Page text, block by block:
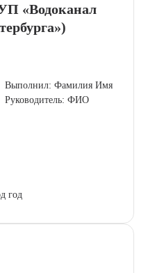
«Водоканал
Выполнил: Фамилия Имя
Руководитель: ФИО
год